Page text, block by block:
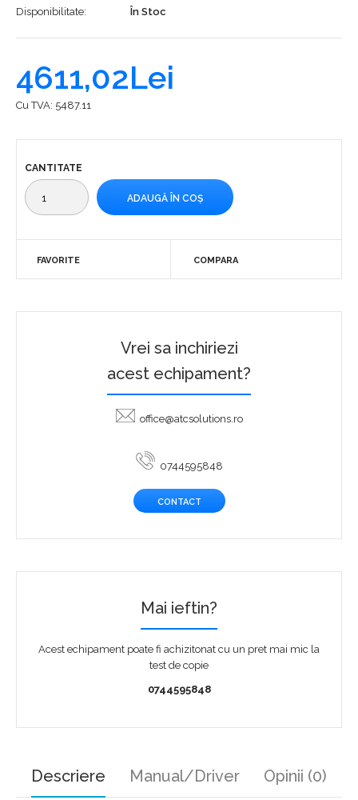
Disponibilitate:
În Stoc
4611,02Lei
Cu TVA: 5487.11
CANTITATE
FAVORITE COMPARA
Vrei sa inchiriezi
acest echipament?
office@atcsolutions.ro
0744595848
CONTACT
Mai ieftin?
Acest echipament poate fi achizitonat cu un pret mai mic la
test de copie
0744595848
Descriere Manual/Driver Opinii (0)